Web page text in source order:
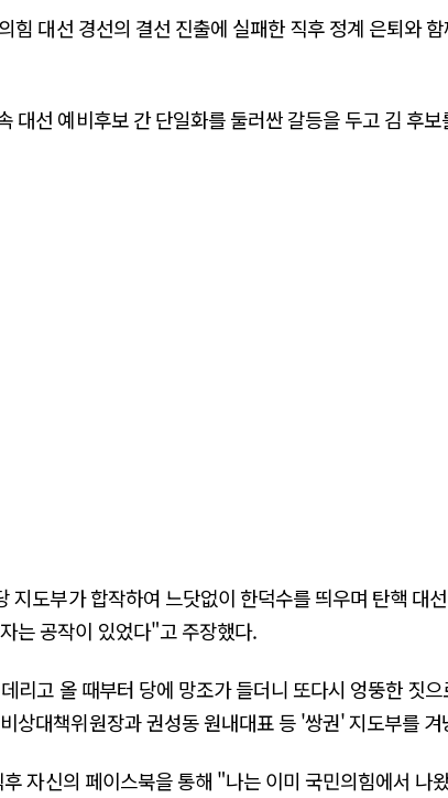
힘 대선 경선의 결선 진출에 실패한 직후 정계 은퇴와
대선 예비후보 간 단일화를 둘러싼 갈등을 두고 김 후
지도부가 합작하여 느닷없이 한덕수를 띄우며 탄핵 대
는 공작이 있었다"고 주장했다.
리고 올 때부터 당에 망조가 들더니 또다시 엉뚱한 짓
상대책위원장과 권성동 원내대표 등 '쌍권' 지도부를
자신의 페이스북을 통해 "나는 이미 국민의힘에서 나